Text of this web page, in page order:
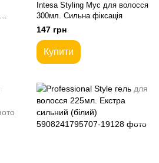
Intesa Styling Мус для волосся
300мл. Сильна фіксація
147 грн
Купити